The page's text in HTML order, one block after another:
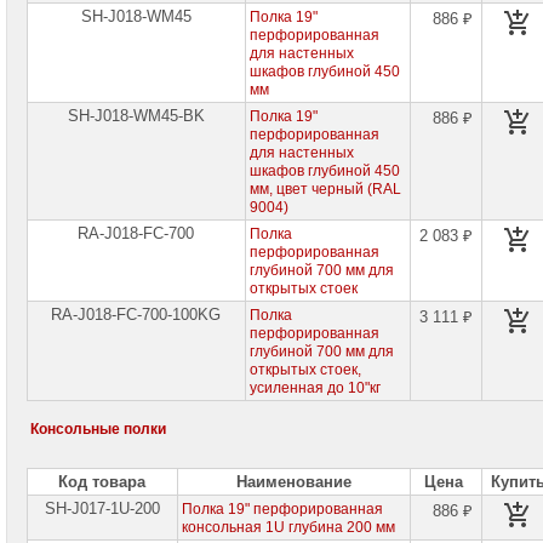
SH-J018-WM45
Полка 19"
перфорированная
для настенных
шкафов глубиной 450
мм
886 ₽
SH-J018-WM45-BK
Полка 19"
перфорированная
для настенных
шкафов глубиной 450
мм, цвет черный (RAL
9004)
886 ₽
RA-J018-FC-700
Полка
перфорированная
глубиной 700 мм для
открытых стоек
2 083 ₽
RA-J018-FC-700-100KG
Полка
перфорированная
глубиной 700 мм для
открытых стоек,
усиленная до 10"кг
3 111 ₽
Консольные полки
Код товара Наименование Цена
SH-J017-1U-200
Полка 19" перфорированная
консольная 1U глубина 200 мм
886 ₽